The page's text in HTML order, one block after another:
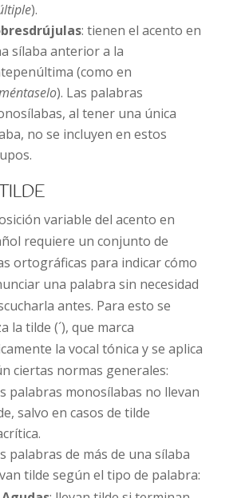
).
: tienen el acento en
sílaba anterior a la
(como en
). Las palabras
al tener una única
no se incluyen en estos
variable del acento en
requiere un conjunto de
ortográficas para indicar cómo
una palabra sin necesidad
antes. Para esto se
la tilde (´), que marca
la vocal tónica y se aplica
ciertas normas generales:
palabras monosílabas no llevan
salvo en casos de tilde
palabras de más de una sílaba
tilde según el tipo de palabra: